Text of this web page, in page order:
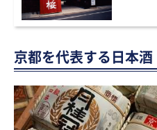
京都を代表する日本酒